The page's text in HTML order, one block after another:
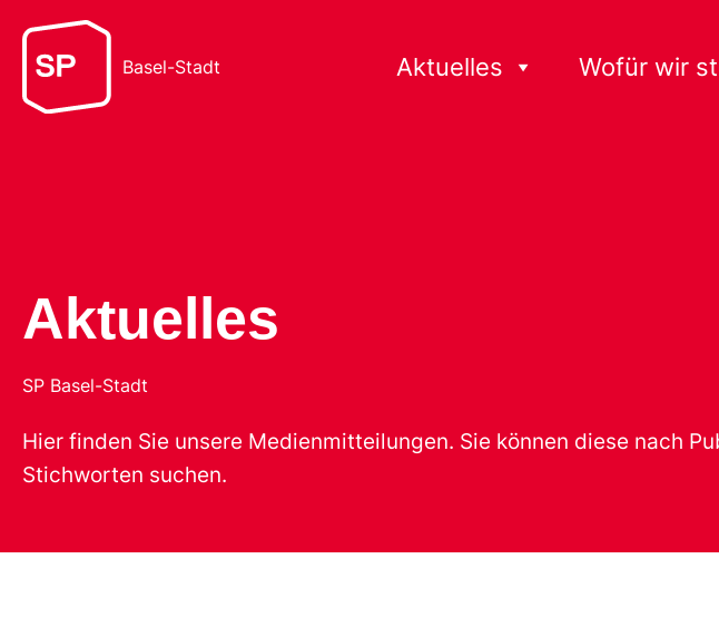
Basel-Stadt Aktuelles Wofür wir
Aktuelles
SP Basel-Stadt
Hier finden Sie unsere Medienmitteilungen. Sie können diese nach
Stichworten suchen.